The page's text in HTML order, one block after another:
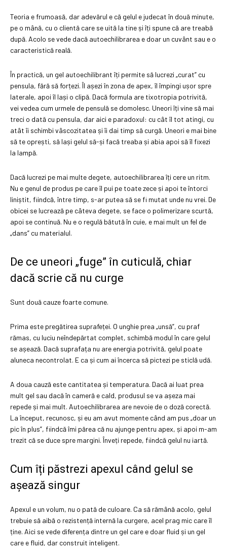
Teoria e frumoasă, dar adevărul e că gelul e judecat în două minute,
pe o mână, cu o clientă care se uită la tine și îți spune că are treabă
după. Acolo se vede dacă autoechilibrarea e doar un cuvânt sau e o
caracteristică reală.
În practică, un gel autoechilibrant îți permite să lucrezi „curat” cu
pensula, fără să forțezi. Îl așezi în zona de apex, îl împingi ușor spre
laterale, apoi îl lași o clipă. Dacă formula are tixotropia potrivită,
vei vedea cum urmele de pensulă se domolesc. Uneori îți vine să mai
treci o dată cu pensula, dar aici e paradoxul: cu cât îl tot atingi, cu
atât îi schimbi vâscozitatea și îi dai timp să curgă. Uneori e mai bine
să te oprești, să lași gelul să-și facă treaba și abia apoi să îl fixezi
la lampă.
Dacă lucrezi pe mai multe degete, autoechilibrarea îți cere un ritm.
Nu e genul de produs pe care îl pui pe toate zece și apoi te întorci
liniștit, fiindcă, între timp, s-ar putea să se fi mutat unde nu vrei. De
obicei se lucrează pe câteva degete, se face o polimerizare scurtă,
apoi se continuă. Nu e o regulă bătută în cuie, e mai mult un fel de
„dans” cu materialul.
De ce uneori „fuge” în cuticulă, chiar
dacă scrie că nu curge
Sunt două cauze foarte comune.
Prima este pregătirea suprafeței. O unghie prea „unsă”, cu praf
rămas, cu luciu neîndepărtat complet, schimbă modul în care gelul
se așează. Dacă suprafața nu are energia potrivită, gelul poate
aluneca necontrolat. E ca și cum ai încerca să pictezi pe sticlă udă.
A doua cauză este cantitatea și temperatura. Dacă ai luat prea
mult gel sau dacă în cameră e cald, produsul se va așeza mai
repede și mai mult. Autoechilibrarea are nevoie de o doză corectă.
La început, recunosc, și eu am avut momente când am pus „doar un
pic în plus”, fiindcă îmi părea că nu ajunge pentru apex, și apoi m-am
trezit că se duce spre margini. Înveți repede, fiindcă gelul nu iartă.
Cum îți păstrezi apexul când gelul se
așează singur
Apexul e un volum, nu o pată de culoare. Ca să rămână acolo, gelul
trebuie să aibă o rezistență internă la curgere, acel prag mic care îl
ține. Aici se vede diferența dintre un gel care e doar fluid și un gel
care e fluid, dar construit inteligent.